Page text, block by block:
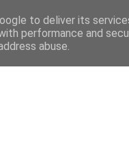
Mega Menu
to deliver its
performance and
abuse.